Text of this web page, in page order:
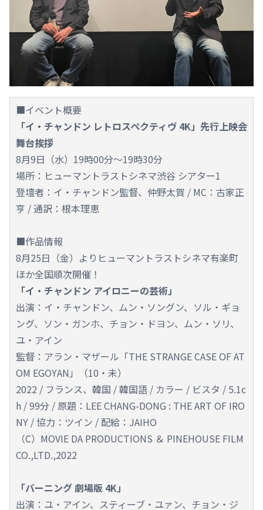
■イベント概要
「イ・チャンドン レトロスペクティヴ 4K」先行上映会
舞台挨拶
8月9日（水）19時00分～19時30分
場所：ヒューマントラストシネマ渋谷 シアター1
登壇者：イ・チャンドン監督、仲野太賀 / MC：古家正
亨 / 通訳：根本理恵
■作品情報
8月25日（金）よりヒューマントラストシネマ有楽町
ほか全国順次開催！
「イ・チャンドン アイロニーの芸術」
出演：イ・チャンドン、ムン・ソングン、ソル・ギョ
ング、ソン・ガンホ、チョン・ドヨン、ムン・ソリ、
ユ・アイン
監督：アラン・マザール「THE STRANGE CASE OF AT
OM EGOYAN」（10・未）
2022 / フランス、韓国 / 韓国語 / カラー / ビスタ / 5.1c
h / 99分 / 原題：LEE CHANG-DONG : THE ART OF IRO
NY / 協力：ツイン / 配給：JAIHO
（C）MOVIE DA PRODUCTIONS ＆ PINEHOUSE FILM
CO.,LTD.,2022
「バーニング 劇場版 4K」
出演：ユ・アイン、スティーブ・ユァン、チョン・ジ